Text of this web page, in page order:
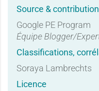
Source & contribution
Google PE Program
Équipe Blogger/
Classifications,
Soraya Lambrechts
Licence